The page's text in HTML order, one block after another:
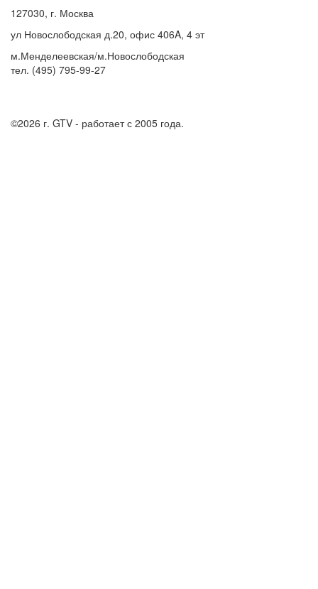
127030, г. Москва
ул Новослободская д.20, офис 406A, 4 эт
м.Менделеевская/м.Новослободская
тел. (495) 795-99-27
©2026 г. GTV - работает с 2005 года.